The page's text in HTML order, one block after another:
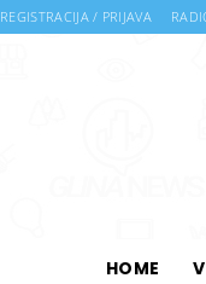
REGISTRACIJA / PRIJAVA
HOME